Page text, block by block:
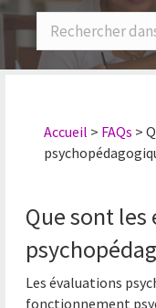
Services
Spécialités
Carrières
Accueil > FAQs >
Que sont
Les évaluations
fonctionnement